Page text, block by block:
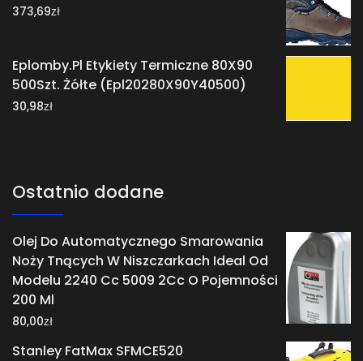
373,69zł
Eplomby.Pl Etykiety Termiczne 80X90
500Szt. Żółte (Epl20280X90Y40500)
30,98zł
Ostatnio dodane
Olej Do Automatycznego Smarowania
Noży Tnących W Niszczarkach Ideal Od
Modelu 2240 Cc 5009 2Cc O Pojemności
200 Ml
80,00zł
Stanley FatMax SFMCE520